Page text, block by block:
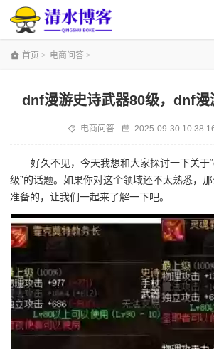
首页 > 电商问答 >
dnf漫游史诗武器80级，dnf漫
电商问答 2025-09-30
好久不见，今天我想和大家探讨一下关于
级”的话题。如果你对这个领域还不太熟悉，
准备的，让我们一起来了解一下吧。